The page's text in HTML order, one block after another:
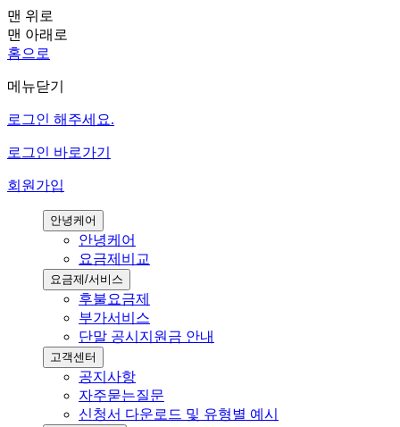
맨 위로
맨 아래로
홈으로
메뉴닫기
로그인 해주세요.
로그인 바로가기
회원가입
안녕케어
안녕케어
요금제비교
요금제/서비스
후불요금제
부가서비스
단말 공시지원금 안내
고객센터
공지사항
자주묻는질문
신청서 다운로드 및 유형별 예시